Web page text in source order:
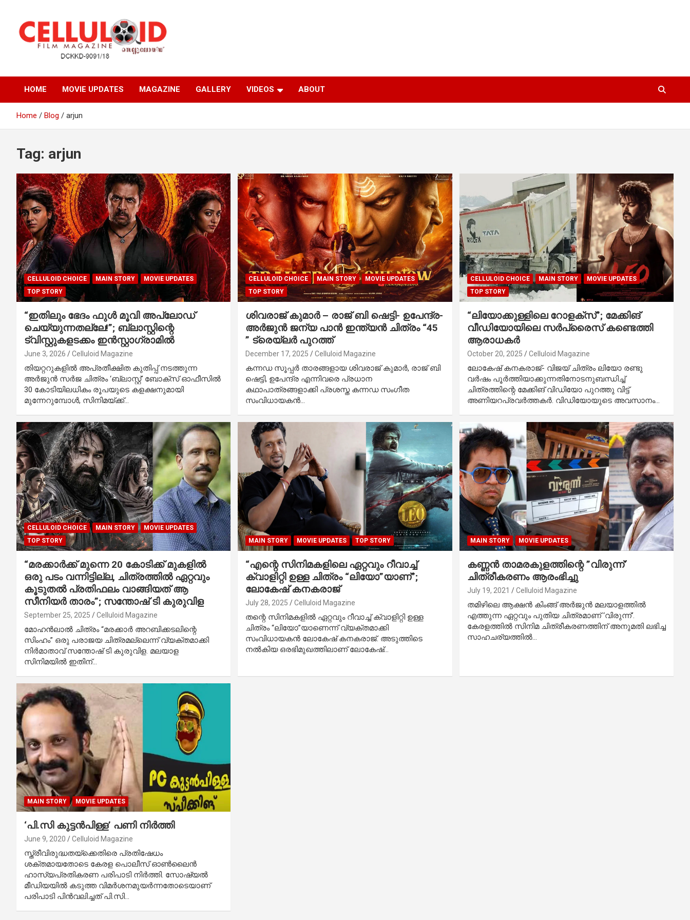
content
celluloid
HOME MOVIE UPDATES MAGAZINE GALLERY VIDEOS ABOUT
Home Blog arjun
Tag: arjun
CELLULOID CHOICE MAIN STORY
MOVIE UPDATES
TOP STORY
“ഇതിലും ഭേദം ഫുൾ മൂവി അപ്‌ലോഡ്
ചെയ്യുന്നതല്ലേ!”; ബ്ലാസ്റ്റിന്റെ
ട്വിസ്റ്റുകളടക്കം ഇൻസ്റ്റാ​ഗ്രാമിൽ
June 3, 2026 Celluloid Magazine
തിയറ്ററുകളിൽ അപ്രതീക്ഷിത കുതിപ്പ് നടത്തുന്ന
അർജുൻ സർജ ചിത്രം ‘ബ്ലാസ്റ്റ്’ ബോക്സ് ഓഫീസിൽ
30 കോടിയിലധികം രൂപയുടെ കളക്ഷനുമായി
മുന്നേറുമ്പോൾ, സിനിമയ്ക്ക്…
CELLULOID CHOICE MAIN STORY
MOVIE UPDATES
TOP STORY
ശിവരാജ് കുമാർ – രാജ് ബി ഷെട്ടി- ഉപേന്ദ്ര-
അർജുൻ ജന്യ പാൻ ഇന്ത്യൻ ചിത്രം “45
” ട്രെയ്‌ലർ പുറത്ത്
December 17, 2025 Celluloid Magazine
കന്നഡ സൂപ്പർ താരങ്ങളായ ശിവരാജ് കുമാർ, രാജ് ബി
ഷെട്ടി, ഉപേന്ദ്ര എന്നിവരെ പ്രധാന
കഥാപാത്രങ്ങളാക്കി പ്രശസ്ത കന്നഡ സംഗീത
സംവിധായകൻ…
CELLULOID CHOICE MAIN STORY
MOVIE UPDATES
TOP STORY
“ലിയോക്കുള്ളിലെ റോളക്സ്”; മേക്കിങ്
വീഡിയോയിലെ സർപ്രൈസ് കണ്ടെത്തി
ആരാധകർ
October 20, 2025 Celluloid Magazine
ലോകേഷ് കനകരാജ്- വിജയ് ചിത്രം ലിയോ രണ്ടു
വർഷം പൂർത്തിയാക്കുന്നതിനോടനുബന്ധിച്ച്
ചിത്രത്തിന്റെ മേക്കിങ് വിഡിയോ പുറത്തു വിട്ട്
അണിയറപ്രവർത്തകർ. വിഡിയോയുടെ അവസാനം…
CELLULOID CHOICE MAIN STORY
MOVIE UPDATES
TOP STORY
“മരക്കാർക്ക് മുന്നെ 20 കോടിക്ക് മുകളിൽ
ഒരു പടം വന്നിട്ടില്ല, ചിത്രത്തിൽ ഏറ്റവും
കൂടുതൽ പ്രതിഫലം വാങ്ങിയത് ആ
സീനിയർ താരം”; സന്തോഷ് ടി കുരുവിള
September 25, 2025 Celluloid Magazine
മോഹൻലാൽ ചിത്രം “മരക്കാർ അറബിക്കടലിന്റെ
സിംഹം” ഒരു പരാജയ ചിത്രമല്ലെന്ന് വ്യക്തമാക്കി
നിർമാതാവ് സന്തോഷ് ടി കുരുവിള. മലയാള
സിനിമയിൽ ഇതിന്…
MAIN STORY MOVIE UPDATES TOP STORY
“എന്റെ സിനിമകളിലെ ഏറ്റവും റീവാച്ച്
ക്വാളിറ്റി ഉള്ള ചിത്രം “ലിയോ”യാണ്”;
ലോകേഷ് കനകരാജ്
July 28, 2025 Celluloid Magazine
തന്റെ സിനിമകളിൽ ഏറ്റവും റീവാച്ച് ക്വാളിറ്റി ഉള്ള
ചിത്രം “ലിയോ”യാണെന്ന് വ്യക്തമാക്കി
സംവിധായകൻ ലോകേഷ് കനകരാജ്. അടുത്തിടെ
നൽകിയ ഒരഭിമുഖത്തിലാണ് ലോകേഷ്…
MAIN STORY MOVIE UPDATES
കണ്ണന്‍ താമരകുളത്തിന്റെ ”വിരുന്ന്’
ചിത്രീകരണം ആരംഭിച്ചു
July 19, 2021 Celluloid Magazine
തമിഴിലെ ആക്ഷന്‍ കിംങ്ങ് അര്‍ജുന്‍ മലയാളത്തില്‍
എത്തുന്ന ഏറ്റവും പുതിയ ചിത്രമാണ് ‘വിരുന്ന്’.
കേരളത്തില്‍ സിനിമ ചിത്രീകരണത്തിന് അനുമതി ലഭിച്ച
സാഹചര്യത്തില്‍…
MAIN STORY MOVIE UPDATES
‘പി.സി കുട്ടന്‍പിള്ള’ പണി നിര്‍ത്തി
June 9, 2020 Celluloid Magazine
സ്ത്രീവിരുദ്ധതയ്‌ക്കെതിരെ പ്രതിഷേധം
ശക്തമായതോടെ കേരള പൊലീസ് ഓണ്‍ലൈന്‍
ഹാസ്യപ്രതികരണ പരിപാടി നിര്‍ത്തി. സോഷ്യല്‍
മീഡിയയില്‍ കടുത്ത വിമര്‍ശനമുയര്‍ന്നതോടെയാണ്
പരിപാടി പിന്‍വലിച്ചത് പി.സി…